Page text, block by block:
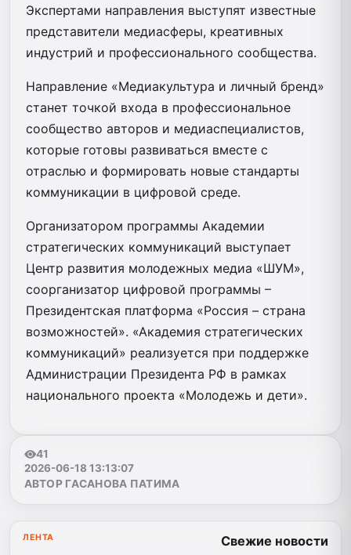
Экспертами направления выступят известные
представители медиасферы, креативных
индустрий и профессионального сообщества.
Направление «Медиакультура и личный бренд»
станет точкой входа в профессиональное
сообщество авторов и медиаспециалистов,
которые готовы развиваться вместе с
отраслью и формировать новые стандарты
коммуникации в цифровой среде.
Организатором программы Академии
стратегических коммуникаций выступает
Центр развития молодежных медиа «ШУМ»,
соорганизатор цифровой программы –
Президентская платформа «Россия – страна
возможностей». «Академия стратегических
коммуникаций» реализуется при поддержке
Администрации Президента РФ в рамках
национального проекта «Молодежь и дети».
41
2026-06-18 13:13:07
АВТОР ГАСАНОВА ПАТИМА
ЛЕНТА Свежие новости